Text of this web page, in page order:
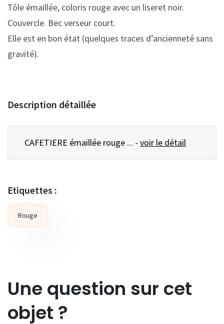
Tôle émaillée, coloris rouge avec un liseret noir.
Couvercle. Bec verseur court.
Elle est en bon état (quelques traces d’ancienneté sans
gravité).
Description détaillée
CAFETIERE émaillée rouge ... - voir le détail
Etiquettes :
Rouge
Une question sur cet
objet ?